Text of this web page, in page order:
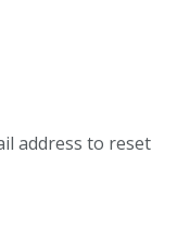
address to reset